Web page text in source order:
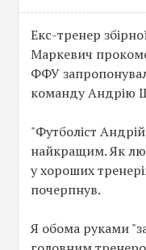
Екс-тренер
Маркевич
ФФУ
команду Андрію
"Футболіст
найкращим. Як
у хороших
почерпнув.
Я обома руками